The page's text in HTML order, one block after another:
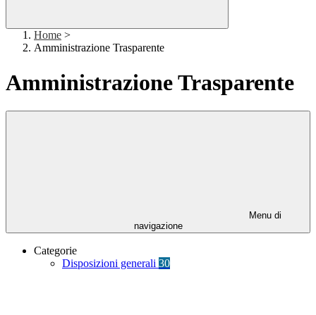
Home >
Amministrazione Trasparente
Amministrazione Trasparente
Menu di
navigazione
Categorie
Disposizioni generali 30